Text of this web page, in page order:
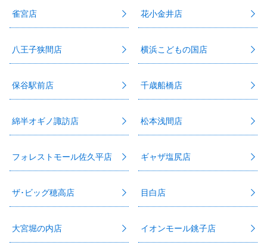
雀宮店 花小金井店
八王子狭間店 横浜こどもの国店
保谷駅前店 千歳船橋店
綿半オギノ諏訪店 松本浅間店
フォレストモール佐久平店 ギャザ塩尻店
ザ･ビッグ穂高店 目白店
大宮堀の内店 イオンモール銚子店